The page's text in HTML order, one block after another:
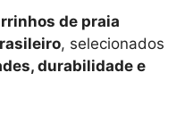
de praia
, selecionados
durabilidade e